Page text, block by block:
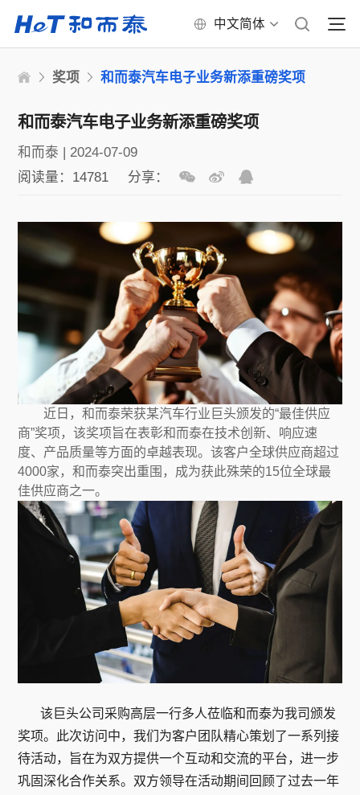
中文简体
奖项 和而泰汽车电子业务新添重磅奖项
和而泰汽车电子业务新添重磅奖项
和而泰 | 2024-07-09
阅读量：14781
分享：
近日，和而泰荣获某汽车行业巨头颁发的“最佳供应
商”奖项，该奖项旨在表彰和而泰在技术创新、响应速
度、产品质量等方面的卓越表现。该客户全球供应商超过
4000家，和而泰突出重围，成为获此殊荣的15位全球最
佳供应商之一。
该巨头公司采购高层一行多人莅临和而泰为我司颁发
奖项。此次访问中，我们为客户团队精心策划了一系列接
待活动，旨在为双方提供一个互动和交流的平台，进一步
巩固深化合作关系。双方领导在活动期间回顾了过去一年